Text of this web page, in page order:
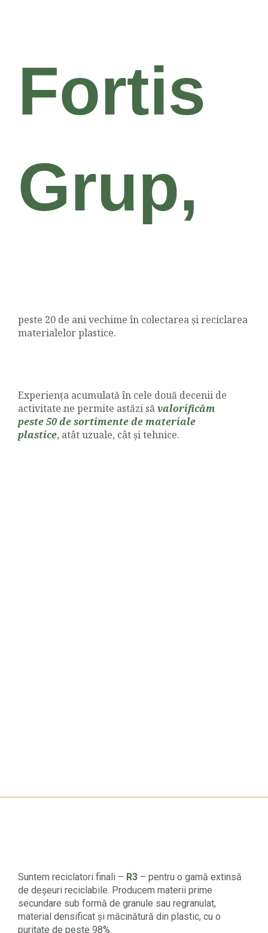
Fortis
Grup,
peste 20 de ani vechime în colectarea și reciclarea
materialelor plastice.
Experiența acumulată în cele două decenii de
activitate ne permite astăzi săvalorificăm
peste 50 de sortimente de materiale
plastice, atât uzuale, cât și tehnice.
Suntem reciclatori finali – R3 – pentru o gamă extinsă
de deșeuri reciclabile. Producem materii prime
secundare sub formă de granule sau regranulat,
material densificat și măcinătură din plastic, cu o
puritate de peste 98%.